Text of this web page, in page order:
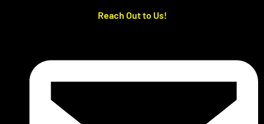
Reach Out to Us!